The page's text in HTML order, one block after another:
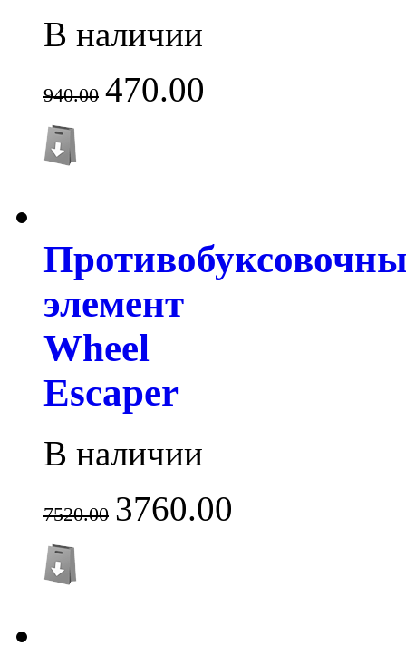
В наличии
940.00 470.00
элемент
Wheel
Escaper
В наличии
7520.00 3760.00